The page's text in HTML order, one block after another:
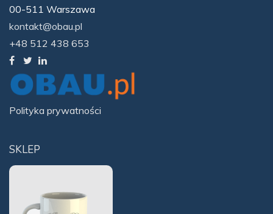
SKLEP
00-511 Warszawa
kontakt@obau.pl
+48 512 438 653
Polityka prywatności